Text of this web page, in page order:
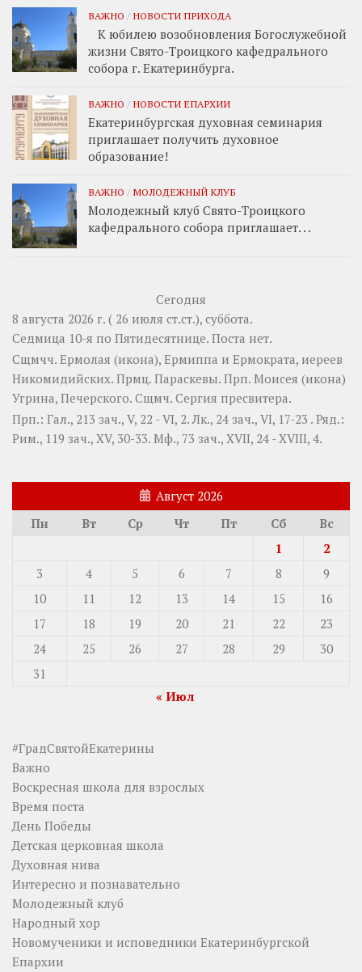
ВАЖНО / НОВОСТИ ПРИХОДА
К юбилею возобновления Богослужебной
жизни Свято-Троицкого кафедрального
собора г. Екатеринбурга.
ВАЖНО / НОВОСТИ ЕПАРХИИ
Екатеринбургская духовная семинария
приглашает получить духовное
образование!
ВАЖНО / МОЛОДЕЖНЫЙ КЛУБ
Молодежный клуб Свято-Троицкого
кафедрального собора приглашает. . .
Сегодня
8 августа 2026 г. ( 26 июля ст.ст.), суббота.
Седмица 10-я по Пятидесятнице. Поста нет.
Сщмчч. Ермолая (икона), Ермиппа и Ермократа, иереев
Никомидийских. Прмц. Параскевы. Прп. Моисея (икона)
Угрина, Печерского. Сщмч. Сергия пресвитера.
Прп.: Гал., 213 зач., V, 22 - VI, 2. Лк., 24 зач., VI, 17-23 . Ряд.:
Рим., 119 зач., XV, 30-33. Мф., 73 зач., XVII, 24 - XVIII, 4.
Август 2026
Пн
Вт Ср Чт Пт Сб
Вс
1
2
3
4 5 6 7 8
9
10
11 12 13 14 15
16
17
18 19 20 21 22
23
24
25 26 27 28 29
30
31
« Июл
#ГрадСвятойЕкатерины
Важно
Воскресная школа для взрослых
Время поста
День Победы
Детская церковная школа
Духовная нива
Интересно и познавательно
Молодежный клуб
Народный хор
Новомученики и исповедники Екатеринбургской
Епархии